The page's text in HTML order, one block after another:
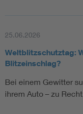
25.06.2026
Weltblitzschutztag:
Blitzeinschlag?
Bei einem Gewitter
ihrem Auto – zu